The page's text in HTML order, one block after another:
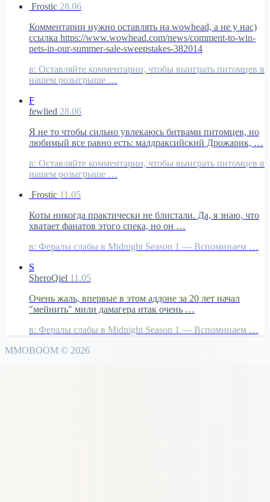
Frostic 28.06
Комментарии нужно оставлять на wowhead, а не у нас)
ссылка https://www.wowhead.com/news/comment-to-win-
pets-in-our-summer-sale-sweepstakes-382014
в: Оставляйте комментарии, чтобы выиграть питомцев в
нашем розыгрыше …
F
fewlied 28.06
Я не то чтобы сильно увлекаюсь битвами питомцев, но
любимый все равно есть: малдраксийский Дрожарик, …
в: Оставляйте комментарии, чтобы выиграть питомцев в
нашем розыгрыше …
Frostic 11.05
Коты никогда практически не блистали. Да, я знаю, что
хватает фанатов этого спека, но он …
в: Фералы слабы в Midnight Season 1 — Вспоминаем …
S
SheroQiel 11.05
Очень жаль, впервые в этом аддоне за 20 лет начал
"мейнить" мили дамагера итак очень …
в: Фералы слабы в Midnight Season 1 — Вспоминаем …
MMOBOOM © 2026